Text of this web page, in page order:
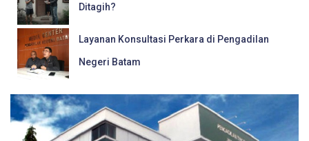
Ditagih?
Layanan Konsultasi Perkara di Pengadilan
Negeri Batam